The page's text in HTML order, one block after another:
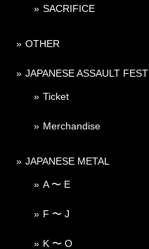
SACRIFICE
OTHER
JAPANESE ASSAULT FEST
Ticket
Merchandise
JAPANESE METAL
A 〜 E
F 〜 J
K 〜 O